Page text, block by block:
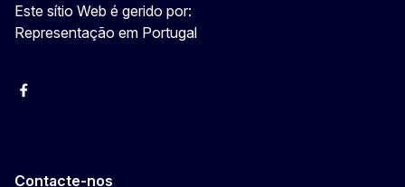
Este sítio Web é gerido por:
Representação em Portugal
Facebook
Contacte-nos